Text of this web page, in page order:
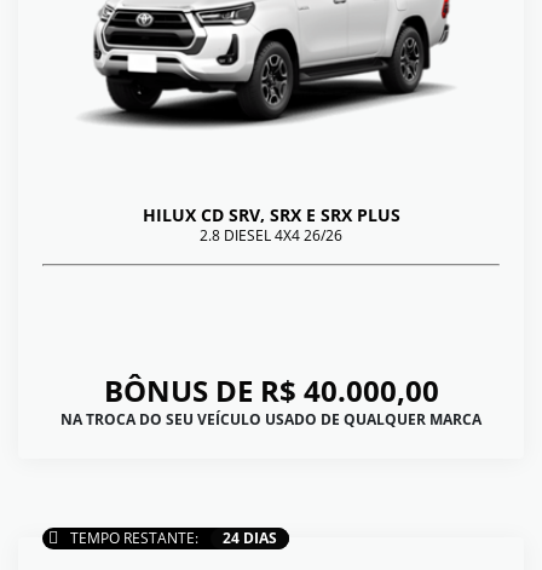
HILUX CD SRV, SRX E SRX PLUS
2.8 DIESEL 4X4 26/26
BÔNUS DE R$ 40.000,00
NA TROCA DO SEU VEÍCULO USADO DE QUALQUER MARCA
TEMPO RESTANTE: 24 DIAS